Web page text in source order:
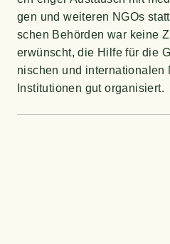
gen und wei­te­ren NGOs
schen Behör­den war kei­ne
erwünscht, die Hil­fe für die
ni­schen und inter­na­tio­na­len
Insti­tu­tio­nen gut organisiert.